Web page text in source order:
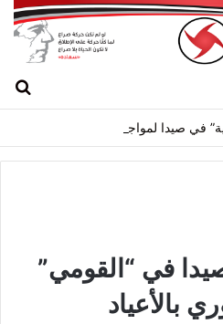
في “القومي”
بالأعياد